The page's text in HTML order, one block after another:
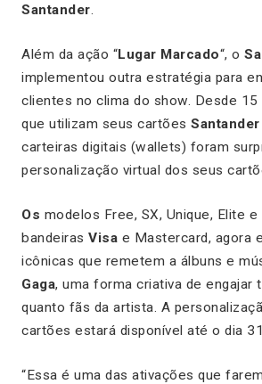
Santander.
Além da ação “Lugar Marcado“, o
implementou outra estratégia para
clientes no clima do show. Desde
que utilizam seus cartões Santander
carteiras digitais (wallets) foram
personalização virtual dos seus
Os modelos Free, SX, Unique, Elite e
bandeiras Visa e Mastercard, agora
icônicas que remetem a álbuns e
Gaga, uma forma criativa de engajar
quanto fãs da artista. A
cartões estará disponível até o dia
“Essa é uma das ativações que